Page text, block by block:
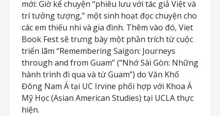
mới: Giờ kể chuyện “phiêu lưu với tác giả Việtvà
trítưởngtượng,” mộtsinh hoạt đọcchuyện cho
cácem thiếu nhi và gia đình. Thêm vào đó, Viet
Book Fest sẽ trưng bày một phần trích từ cuộc
triển lãm “Remembering Saigon: Journeys
through and from Guam” (“Nhớ Sài Gòn: Những
hành trình đi qua và từ Guam”) do Văn Khố
Đông Nam Á tại UC Irvine phối hợp với Khoa Á
Mỹ Học (Asian American Studies) tại UCLA thực
hiện.